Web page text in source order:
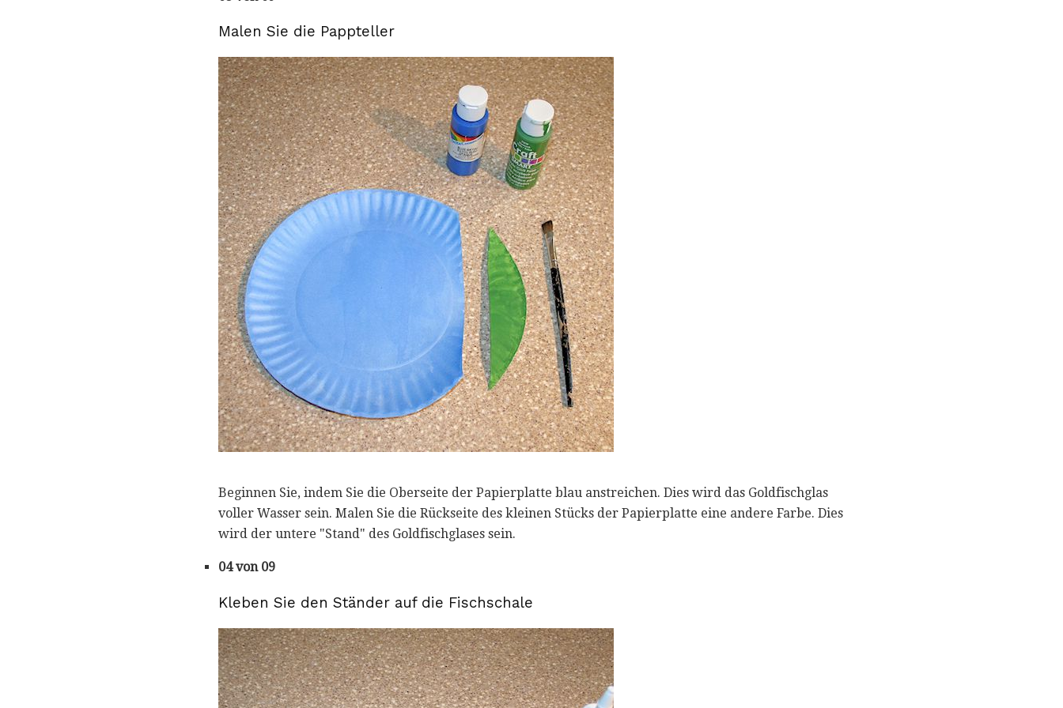
Malen Sie die Pappteller
Beginnen Sie, indem Sie die Oberseite der Papierplatte blau anstreichen. Dies wird das Goldfischglas
voller Wasser sein. Malen Sie die Rückseite des kleinen Stücks der Papierplatte eine andere Farbe. Dies
wird der untere "Stand" des Goldfischglases sein.
04 von 09
Kleben Sie den Ständer auf die Fischschale